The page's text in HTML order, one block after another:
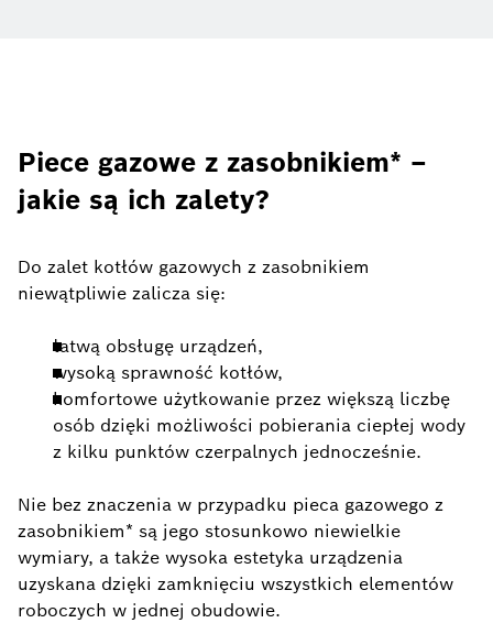
Piece gazowe z zasobnikiem* –
jakie są ich zalety?
Do zalet kotłów gazowych z zasobnikiem
niewątpliwie zalicza się:
łatwą obsługę urządzeń,
wysoką sprawność kotłów,
komfortowe użytkowanie przez większą liczbę
osób dzięki możliwości pobierania ciepłej wody
z kilku punktów czerpalnych jednocześnie.
Nie bez znaczenia w przypadku pieca gazowego z
zasobnikiem* są jego stosunkowo niewielkie
wymiary, a także wysoka estetyka urządzenia
uzyskana dzięki zamknięciu wszystkich elementów
roboczych w jednej obudowie.